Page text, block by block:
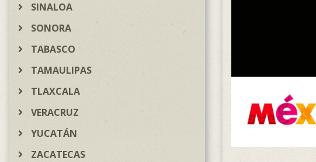
SINALOA
SONORA
TABASCO
TAMAULIPAS
TLAXCALA
VERACRUZ
YUCATÁN
ZACATECAS